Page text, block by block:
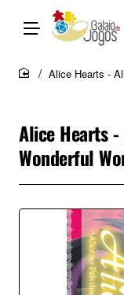
Alice Hearts -
Alice Hearts
Wonderful